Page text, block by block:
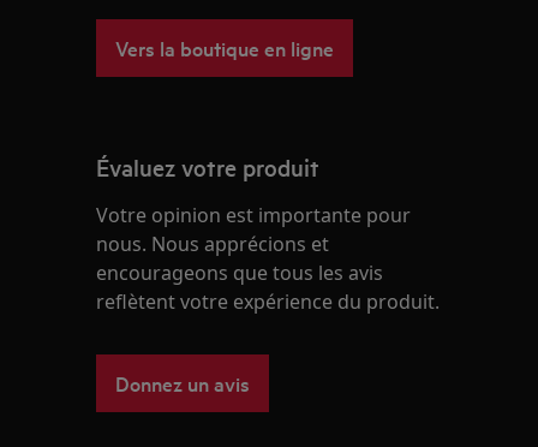
Vers la boutique en ligne
Évaluez votre produit
Votre opinion est importante pour
nous. Nous apprécions et
encourageons que tous les avis
reflètent votre expérience du produit.
Donnez un avis